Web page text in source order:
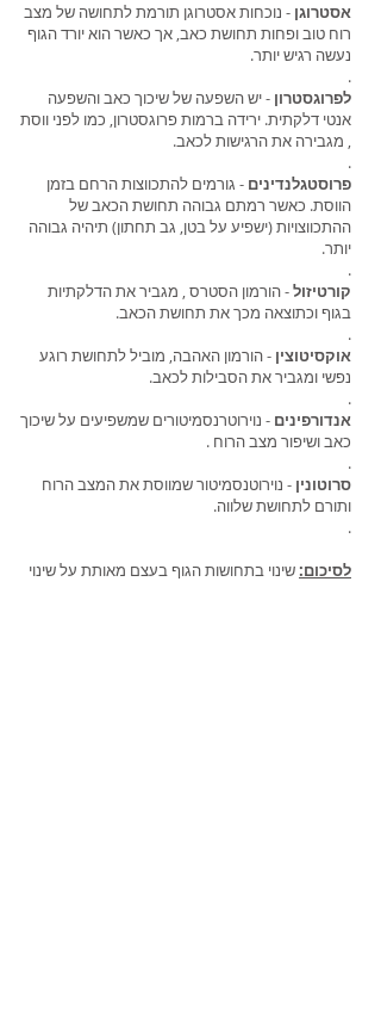
אסטרוגן - נוכחות אסטרוגן תורמת לתחושה של מצב
רוח טוב ופחות תחושת כאב, אך כאשר הוא יורד הגוף
נעשה רגיש יותר.
.
לפרוגסטרון - יש השפעה של שיכוך כאב והשפעה
אנטי דלקתית. ירידה ברמות פרוגסטרון, כמו לפני ווסת
, מגבירה את הרגישות לכאב.
.
פרוסטגלנדינים - גורמים להתכווצות הרחם בזמן
הווסת. כאשר רמתם גבוהה תחושת הכאב של
ההתכווצויות (ישפיע על בטן, גב תחתון) תיהיה גבוהה
יותר.
.
קורטיזול- הורמון הסטרס , מגביר את הדלקתיות
בגוף וכתוצאה מכך את תחושת הכאב.
.
אוקסיטוצין - הורמון האהבה, מוביל לתחושת רוגע
נפשי ומגביר את הסבילות לכאב.
.
אנדורפינים - נוירוטרנסמיטורים שמשפיעים על שיכוך
כאב ושיפור מצב הרוח .
.
סרוטונין - נוירוטנסמיטור שמווסת את המצב הרוח
ותורם לתחושת שלווה.
.
לסיכום:שינוי בתחושות הגוף בעצם מאותת על שינוי